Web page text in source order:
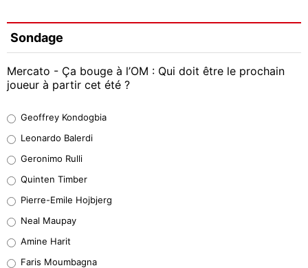
Sondage
Mercato - Ça bouge à l’OM : Qui doit être le prochain
joueur à partir cet été ?
38%
32%
5%
1%
Geoffrey Kondogbia
Leonardo Balerdi
Geronimo Rulli
Quinten Timber
Pierre-Emile Hojbjerg
Neal Maupay
Amine Harit
Faris Moumbagna